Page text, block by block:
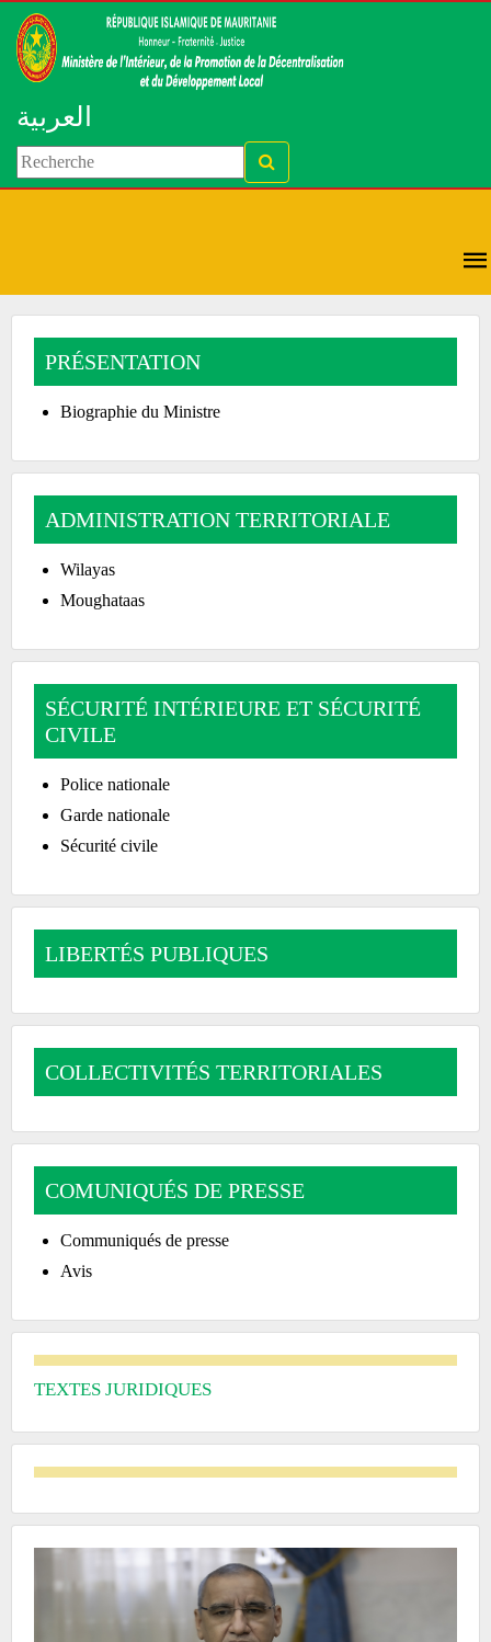
العربية
PRÉSENTATION
Biographie du Ministre
ADMINISTRATION TERRITORIALE
Wilayas
Moughataas
SÉCURITÉ INTÉRIEURE ET SÉCURITÉ
CIVILE
Police nationale
Garde nationale
Sécurité civile
LIBERTÉS PUBLIQUES
COLLECTIVITÉS TERRITORIALES
COMUNIQUÉS DE PRESSE
Communiqués de presse
Avis
TEXTES JURIDIQUES